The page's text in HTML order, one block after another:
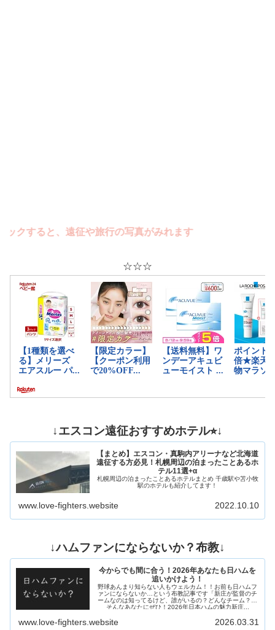
ると、遠征や旅行の写真がみれます
☆☆☆
↓エスコン遠征おすすめホテル⭐︎↓
【まとめ】エスコン・真駒内アリーナなど北海道
遠征する方必見！札幌周辺の泊まったことあるホ
テル11選+α
札幌周辺の泊まったことあるホテルまとめ 千歳駅や苫小牧
駅のホテルも紹介してます！
www.love-fighters.website 2022.10.10
↓ハムファンにならないか？布教↓
今からでも間に合う！2026年あなたも日ハムを
追いかけよう！
野球あんまり知らない人もウェルカム！！お前も日ハムフ
ァンにならないか…という布教記事です「新庄が監督のチ
ームなのは知ってるけど、誰がいるの？どんなチーム？」
そんなあなたにぜひ！2026年日本ハムの魅力新庄...
www.love-fighters.website 2026.03.31